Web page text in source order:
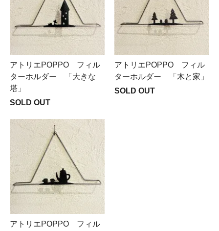
アトリエPOPPO フィル
ターホルダー 「大きな
塔」
SOLD OUT
アトリエPOPPO フィル
ターホルダー 「木と家」
SOLD OUT
アトリエPOPPO フィル